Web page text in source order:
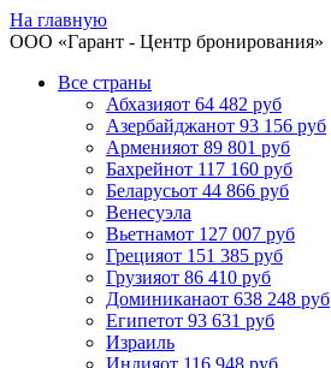
На главную
ООО «Гарант - Центр бронирования»
Все страны
Абхазияот 64 482 руб
Азербайджанот 93 156 руб
Арменияот 89 801 руб
Бахрейнот 117 160 руб
Беларусьот 44 866 руб
Венесуэла
Вьетнамот 127 007 руб
Грецияот 151 385 руб
Грузияот 86 410 руб
Доминиканаот 638 248 руб
Египетот 93 631 руб
Израиль
Индияот 116 948 руб